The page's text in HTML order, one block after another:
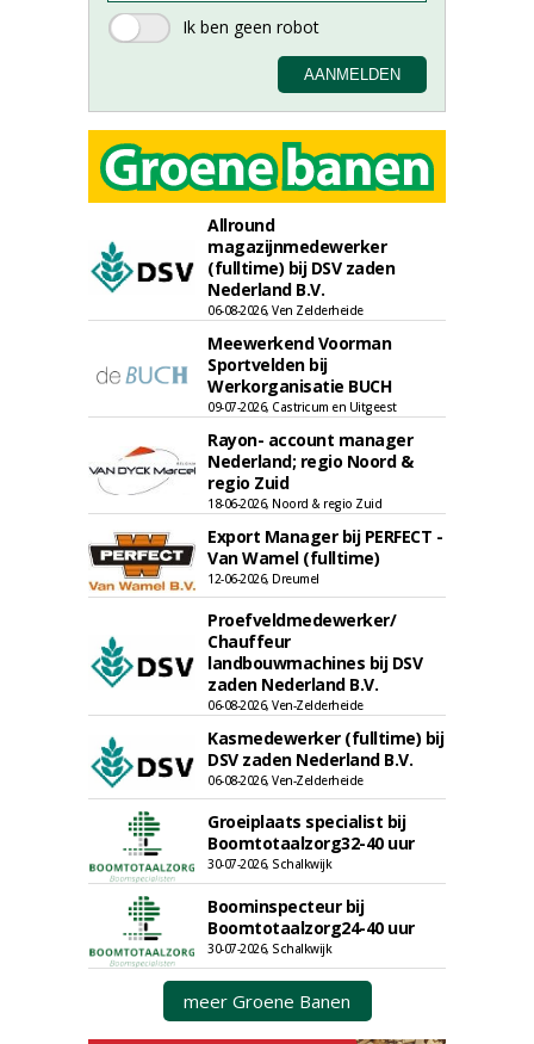
Allround
magazijnmedewerker
(fulltime) bij DSV zaden
Nederland B.V.
06-08-2026, Ven Zelderheide
Meewerkend Voorman
Sportvelden bij
Werkorganisatie BUCH
09-07-2026, Castricum en Uitgeest
Rayon- account manager
Nederland; regio Noord &
regio Zuid
18-06-2026, Noord & regio Zuid
Export Manager bij PERFECT -
Van Wamel (fulltime)
12-06-2026, Dreumel
Proefveldmedewerker/
Chauffeur
landbouwmachines bij DSV
zaden Nederland B.V.
06-08-2026, Ven-Zelderheide
Kasmedewerker (fulltime) bij
DSV zaden Nederland B.V.
06-08-2026, Ven-Zelderheide
Groeiplaats specialist bij
Boomtotaalzorg32-40 uur
30-07-2026, Schalkwijk
Boominspecteur bij
Boomtotaalzorg24-40 uur
30-07-2026, Schalkwijk
meer Groene Banen